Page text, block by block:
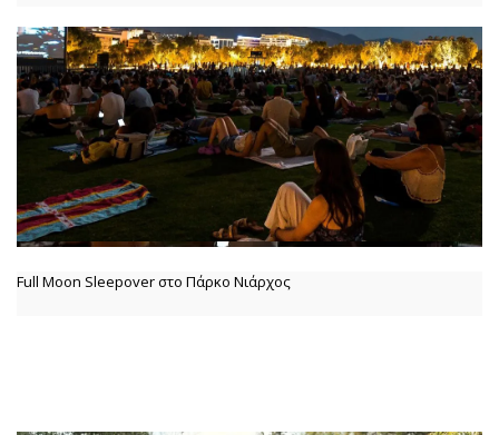
Full Moon Sleepover στο Πάρκο Νιάρχος